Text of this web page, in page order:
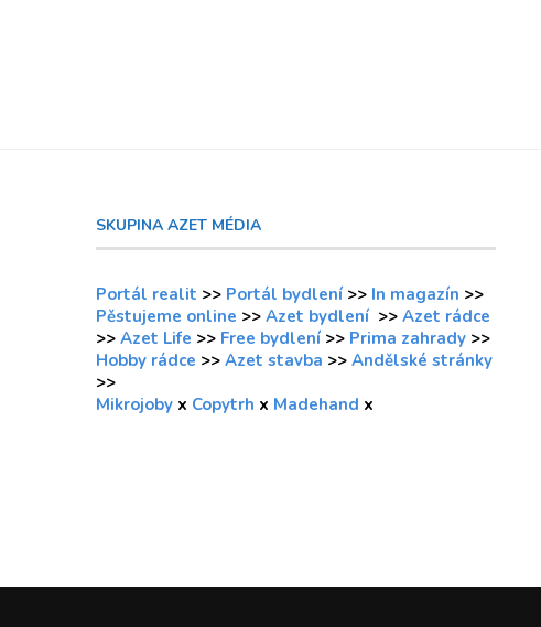
SKUPINA AZET MÉDIA
Portál realit >> Portál bydlení >> In magazín >>
Pěstujeme online >> Azet bydlení >> Azet rádce
>> Azet Life >> Free bydlení >> Prima zahrady >>
Hobby rádce >> Azet stavba >> Andělské stránky
>>
Mikrojoby x Copytrh x Madehand x